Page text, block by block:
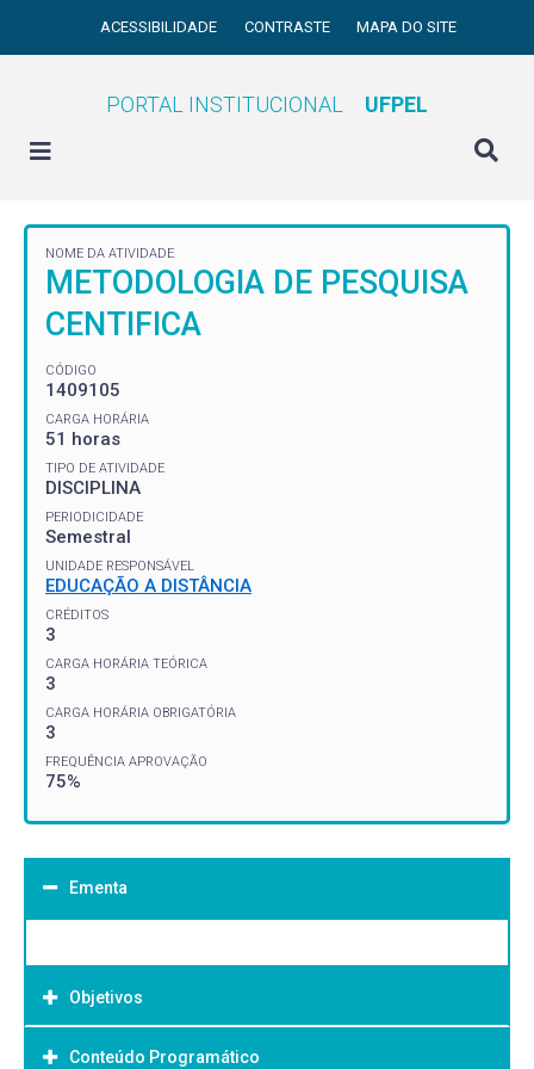
ACESSIBILIDADE CONTRASTE MAPA DO SITE
PORTAL INSTITUCIONAL UFPEL
NOME DA ATIVIDADE
METODOLOGIA DE PESQUISA
CENTIFICA
CÓDIGO
1409105
CARGA HORÁRIA
51 horas
TIPO DE ATIVIDADE
DISCIPLINA
PERIODICIDADE
Semestral
UNIDADE RESPONSÁVEL
EDUCAÇÃO A DISTÂNCIA
CRÉDITOS
3
CARGA HORÁRIA TEÓRICA
3
CARGA HORÁRIA OBRIGATÓRIA
3
FREQUÊNCIA APROVAÇÃO
75%
Ementa
Objetivos
Objetivo Geral:
Conteúdo Programático